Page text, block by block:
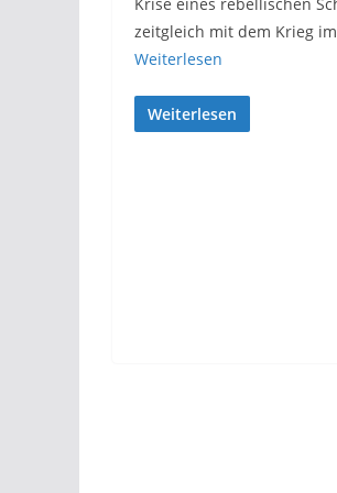
zeitgleich mit dem Krieg
Weiterlesen
Weiterlesen